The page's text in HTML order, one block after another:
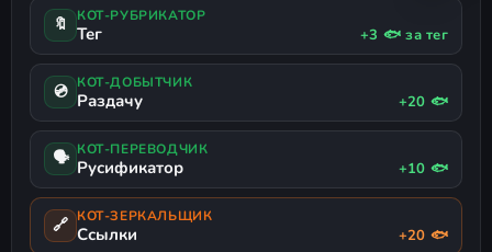
🔖 КОТ-РУБРИКАТОР
Тег +3 🐟 за тег
💿 КОТ-ДОБЫТЧИК
Раздачу +20 🐟
🗣 КОТ-ПЕРЕВОДЧИК
Русификатор +10 🐟
🔗 КОТ-ЗЕРКАЛЬЩИК
Ссылки +20 🐟